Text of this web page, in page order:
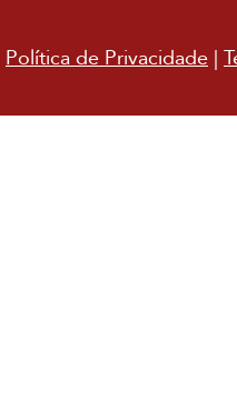
Política de Privacidade |